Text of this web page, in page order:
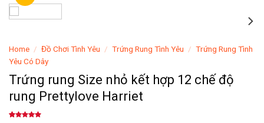
Home / Đồ Chơi Tình Yêu / Trứng Rung Tình Yêu / Trứng Rung Tình
Yêu Có Dây
Trứng rung Size nhỏ kết hợp 12 chế độ
rung Prettylove Harriet